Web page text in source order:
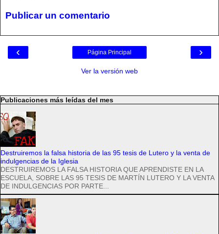
Publicar un comentario
‹ ›
Página Principal
Ver la versión web
Publicaciones más leídas del mes
Destruiremos la falsa historia de las 95 tesis de Lutero y la venta de
indulgencias de la Iglesia
DESTRUIREMOS LA FALSA HISTORIA QUE APRENDISTE EN LA
ESCUELA, SOBRE LAS 95 TESIS DE MARTÍN LUTERO Y LA VENTA
DE INDULGENCIAS POR PARTE...